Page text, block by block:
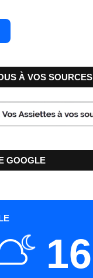
À VOS SOURCES
GOOGLE
16